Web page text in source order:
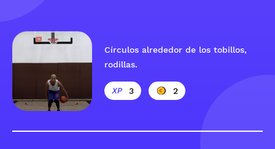
Círculos alrededor de los tobillos,
rodillas.
3 2